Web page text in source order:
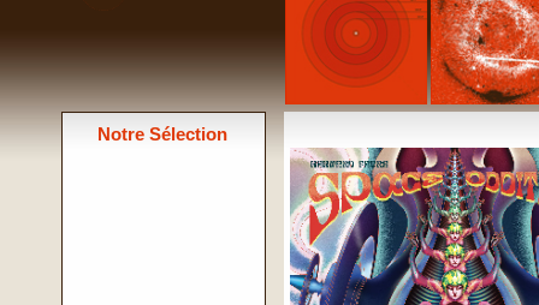
Notre Sélection